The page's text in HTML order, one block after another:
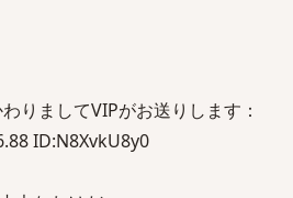
りましてVIPがお送りします：
ID:N8XvkU8y0